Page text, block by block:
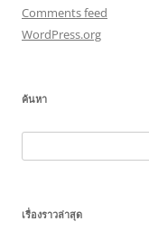
Comments feed
WordPress.org
ค้นหา
for:
เรื่องราวล่าสุด